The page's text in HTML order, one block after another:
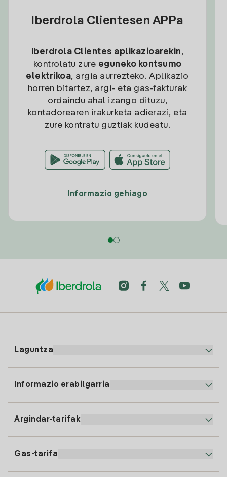
Iberdrola Clientesen APPa
Iberdrola Clientes aplikazioarekin,
kontrolatu zure eguneko kontsumo
elektrikoa, argia aurrezteko. Aplikazio
horren bitartez, argi- eta gas-fakturak
ordaindu ahal izango dituzu,
kontadorearen irakurketa adierazi, eta
zure kontratu guztiak kudeatu.
Informazio gehiago
Laguntza
91 919 52 73
clientes@tuiberdrola.es
Informazio erabilgarria
Argindar-tarifak
Gas-tarifa